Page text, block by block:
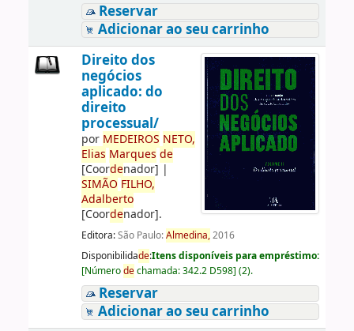
Reservar
Adicionar ao seu carrinho
Direito dos
negócios
aplicado: do
direito
processual/
por MEDEIROS NETO,
Elias Marques de
[Coordenador] |
SIMÃO FILHO,
Adalberto
[Coordenador].
Editora:São Paulo:Almedina,2016
Disponibilidade:Itens disponíveis para empréstimo:
[Númerodechamada:342.2 D598] (2).
Reservar
Adicionar ao seu carrinho